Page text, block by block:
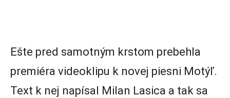
Ešte pred samotným krstom prebehla
premiéra videoklipu k novej piesni Motýľ.
Text k nej napísal Milan Lasica a tak sa